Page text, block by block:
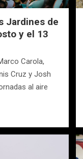
Jardines de
y el 13
Carola,
Cruz y Josh
al aire